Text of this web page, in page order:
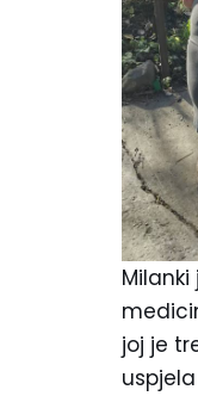
joj je